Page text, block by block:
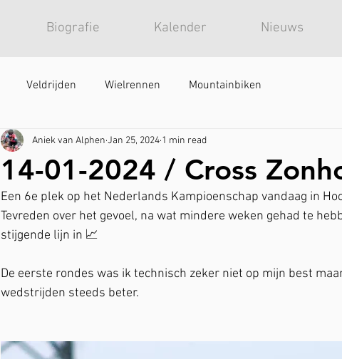
Biografie Kalender Nieuws
Veldrijden Wielrennen Mountainbiken
14-01-2024 / Cross
Aniek van Alphen Jan 25, 2024 1 min read
Een 6e plek op het Nederlands Kampioenschap vandaag in
Tevreden over het gevoel, na wat mindere weken gehad te
stijgende lijn in 📈
De eerste rondes was ik technisch zeker niet op mijn best
wedstrijden steeds beter.